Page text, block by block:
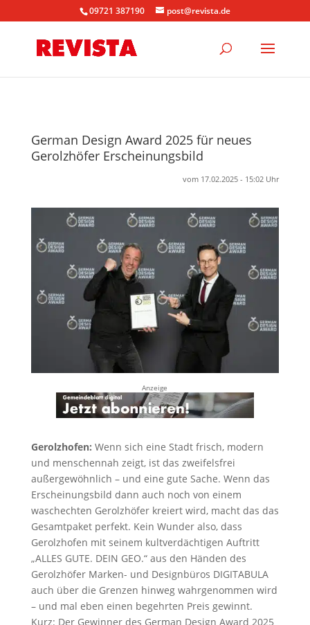
09721 387190 post@revista.de
German Design Award 2025 für neues
Gerolzhöfer Erscheinungsbild
vom 17.02.2025 - 15:02 Uhr
Anzeige
Gerolzhofen: Wenn sich eine Stadt frisch, modern
und menschennah zeigt, ist das zweifelsfrei
außergewöhnlich – und eine gute Sache. Wenn das
Erscheinungsbild dann auch noch von einem
waschechten Gerolzhöfer kreiert wird, macht das das
Gesamtpaket perfekt. Kein Wunder also, dass
Gerolzhofen mit seinem kultverdächtigen Auftritt
„ALLES GUTE. DEIN GEO.“ aus den Händen des
Gerolzhöfer Marken- und Designbüros DIGITABULA
auch über die Grenzen hinweg wahrgenommen wird
– und mal eben einen begehrten Preis gewinnt.
Kurz: Der Gewinner des German Design Award 2025